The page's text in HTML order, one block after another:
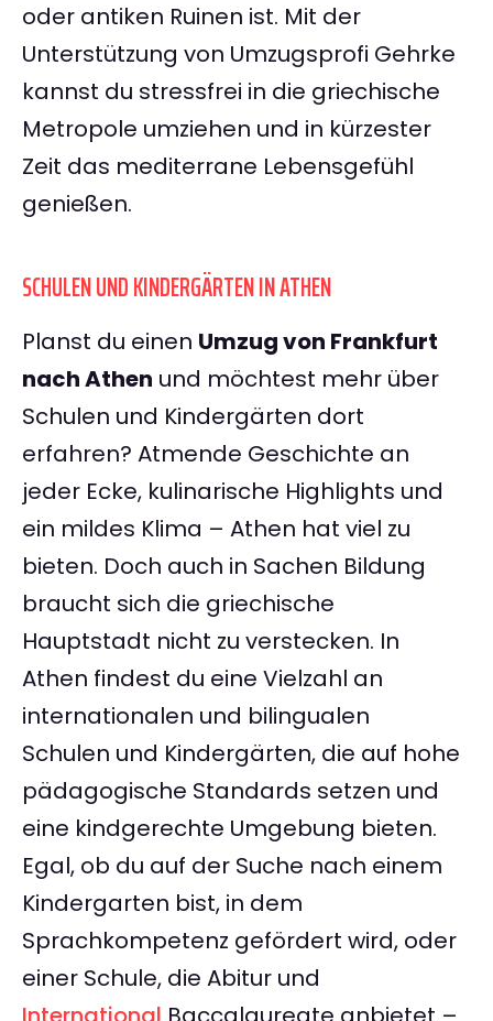
oder antiken Ruinen ist. Mit der
Unterstützung von Umzugsprofi Gehrke
kannst du stressfrei in die griechische
Metropole umziehen und in kürzester
Zeit das mediterrane Lebensgefühl
genießen.
SCHULEN UND KINDERGÄRTEN IN ATHEN
Planst du einen Umzug von Frankfurt
nach Athen und möchtest mehr über
Schulen und Kindergärten dort
erfahren? Atmende Geschichte an
jeder Ecke, kulinarische Highlights und
ein mildes Klima – Athen hat viel zu
bieten. Doch auch in Sachen Bildung
braucht sich die griechische
Hauptstadt nicht zu verstecken. In
Athen findest du eine Vielzahl an
internationalen und bilingualen
Schulen und Kindergärten, die auf hohe
pädagogische Standards setzen und
eine kindgerechte Umgebung bieten.
Egal, ob du auf der Suche nach einem
Kindergarten bist, in dem
Sprachkompetenz gefördert wird, oder
einer Schule, die Abitur und